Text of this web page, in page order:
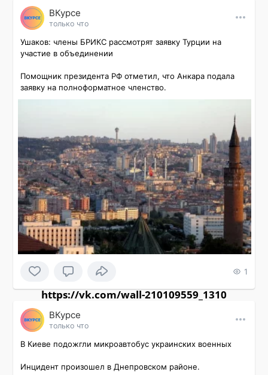
ВКурсе
только что
Ушаков: члены БРИКС рассмотрят заявку Турции на
участие в объединении
Помощник президента РФ отметил, что Анкара подала
заявку на полноформатное членство.
1
https://vk.com/wall-210109559_1310
ВКурсе
только что
В Киеве подожгли микроавтобус украинских военных
Инцидент произошел в Днепровском районе.